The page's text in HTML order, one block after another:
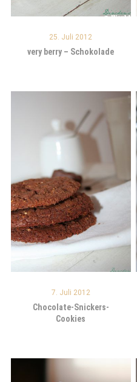
25. Juli 2012
very berry – Schokolade
7. Juli 2012
Chocolate-Snickers-
Cookies